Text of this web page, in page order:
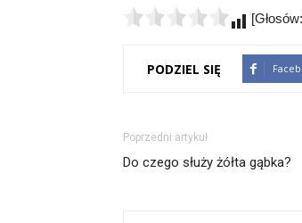
PODZIEL SIĘ
Poprzedni artykuł
Do czego służy żółta gąbka?